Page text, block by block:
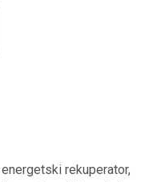
rekuperator,